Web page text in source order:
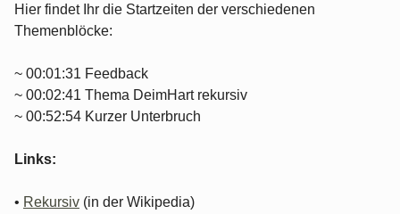
Hier findet Ihr die Startzeiten der verschiedenen
Themenblöcke:
~ 00:01:31 Feedback
~ 00:02:41 Thema DeimHart rekursiv
~ 00:52:54 Kurzer Unterbruch
Links:
• Rekursiv (in der Wikipedia)